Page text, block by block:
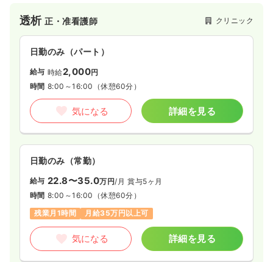
透析正・准看護師 クリニック
日勤のみ（パート）
給与 時給2,000円
時間 8:00～16:00 （休憩60分）
気になる 詳細を見る
日勤のみ（常勤）
給与 22.8〜35.0万円/月 賞与5ヶ月
時間 8:00～16:00 （休憩60分）
残業月1時間
月給35万円以上可
気になる 詳細を見る